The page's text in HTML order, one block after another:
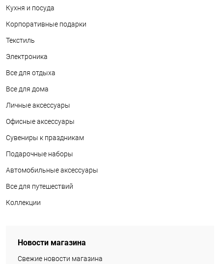
Кухня и посуда
Корпоративные подарки
Текстиль
Электроника
Все для отдыха
Все для дома
Личные аксессуары
Офисные аксессуары
Сувениры к праздникам
Подарочные наборы
Автомобильные аксессуары
Все для путешествий
Коллекции
Новости магазина
Свежие новости магазина